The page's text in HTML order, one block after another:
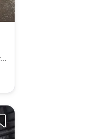
Av. Huehuetoca 256, Parque industrial Xhala, Cuautitlán Izcalli